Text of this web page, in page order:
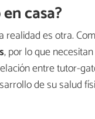
casa?
es otra.
, por lo que
entre tutor-
de su salud